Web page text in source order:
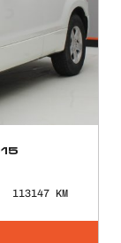
113147